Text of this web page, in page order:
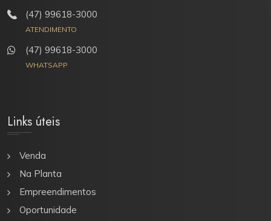
(47) 99618-3000
ATENDIMENTO
(47) 99618-3000
WHATSAPP
Links úteis
Venda
Na Planta
Empreendimentos
Oportunidade